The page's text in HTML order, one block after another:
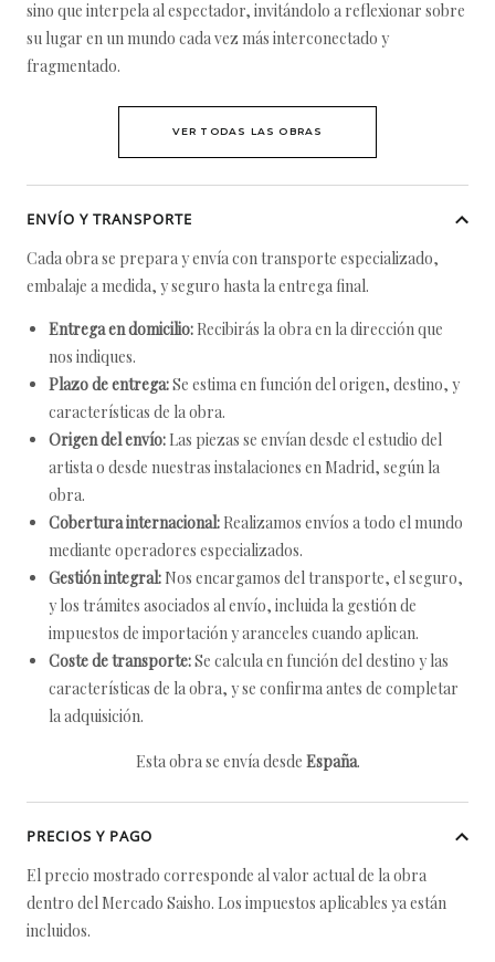
sino que interpela al espectador, invitándolo a reflexionar sobre
su lugar en un mundo cada vez más interconectado y
fragmentado.
VER TODAS LAS OBRAS
ENVÍO Y TRANSPORTE
Cada obra se prepara y envía con transporte especializado,
embalaje a medida, y seguro hasta la entrega final.
Entrega en domicilio: Recibirás la obra en la dirección que
nos indiques.
Plazo de entrega:Se estima en función del origen, destino, y
características de la obra.
Origen del envío: Las piezas se envían desde el estudio del
artista o desde nuestras instalaciones en Madrid, según la
obra.
Cobertura internacional: Realizamos envíos a todo el mundo
mediante operadores especializados.
Gestión integral: Nos encargamos del transporte, el seguro,
y los trámites asociados al envío, incluida la gestión de
impuestos de importación y aranceles cuando aplican.
Coste de transporte:Se calcula en función del destino y las
características de la obra, y se confirma antes de completar
la adquisición.
Esta obra se envía desde España.
PRECIOS Y PAGO
El precio mostrado corresponde al valor actual de la obra
dentro del Mercado Saisho. Los impuestos aplicables ya están
incluidos.